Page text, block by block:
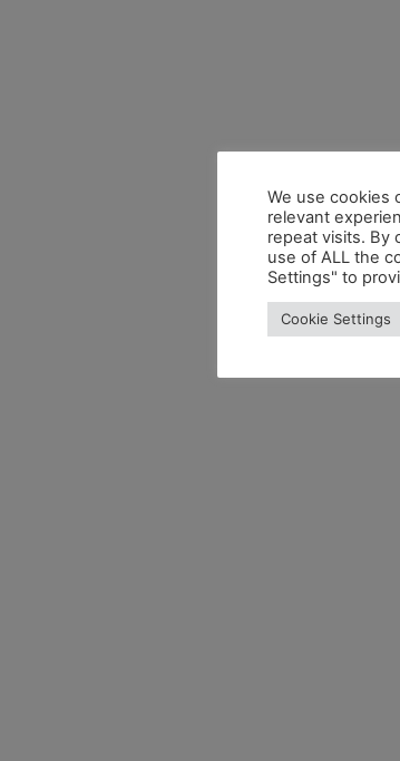
We use cookies
relevant
repeat visits. By
use of ALL the
Settings" to
Cookie Settings